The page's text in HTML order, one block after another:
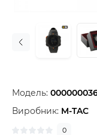
Модель:
Виробник: M-TAC
0